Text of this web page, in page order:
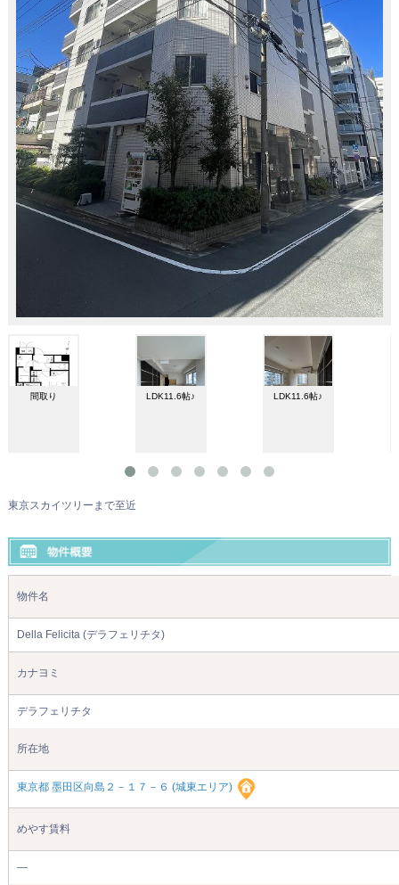
間取り LDK11.6帖♪ LDK11.6帖♪
東京スカイツリーまで至近
物件名
Della Felicita (デラフェリチタ)
カナヨミ
デラフェリチタ
所在地
東京都 墨田区向島２－１７－６ (城東エリア)
めやす賃料
―